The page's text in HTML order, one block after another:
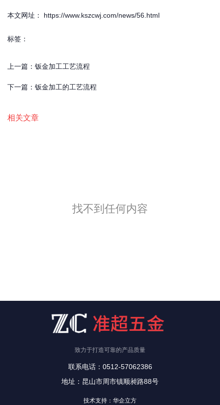
本文网址： https://www.kszcwj.com/news/56.html
标签：
上一篇： 钣金加工工艺流程
下一篇： 钣金加工的工艺流程
相关文章
找不到任何内容
致力于打造可靠的产品质量
联系电话：0512-57062386
地址：昆山市周市镇顺昶路88号
技术支持：华企立方